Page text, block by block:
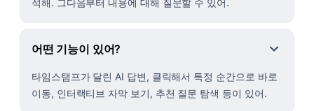
석해. 그다음부터 내용에 대해 질문할 수 있어.
어떤 기능이 있어?
타임스탬프가 달린 AI 답변, 클릭해서 특정 순간으로 바로
이동, 인터랙티브 자막 보기, 추천 질문 탐색 등이 있어.